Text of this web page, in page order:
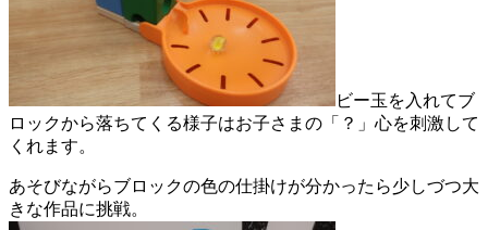
ビー玉を入れてブ
ロックから落ちてくる様子はお子さまの「？」心を刺激して
くれます。
あそびながらブロックの色の仕掛けが分かったら少しづつ大
きな作品に挑戦。